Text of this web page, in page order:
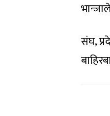
संघ,